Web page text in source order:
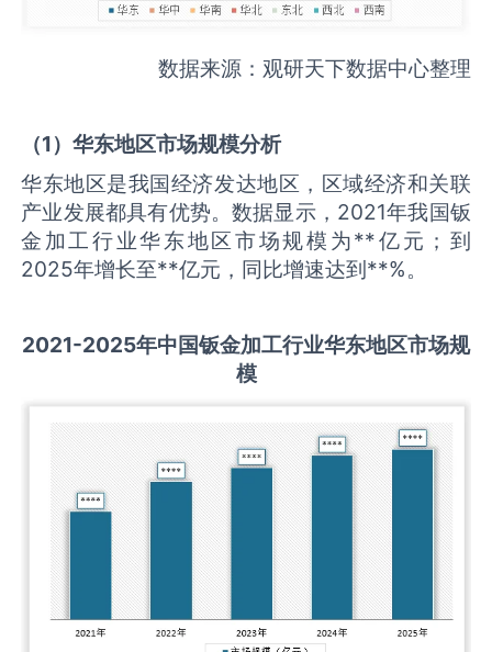
数据来源：观研天下数据中心整理
（1）华东地区市场规模分析
华东地区是我国经济发达地区，区域经济和关联
产业发展都具有优势。数据显示，2021年我国钣
金加工行业华东地区市场规模为**亿元；到
2025年增长至**亿元，同比增速达到**%。
2021-2025年中国钣金加工行业华东地区市场规
模